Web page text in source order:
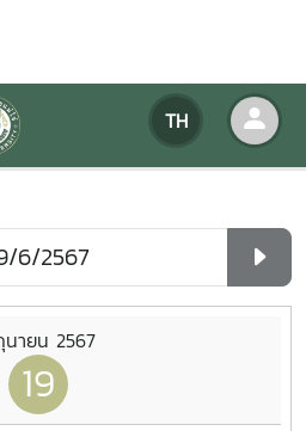
TH
องหน่วยงาน
งาน
ายน 2567
19